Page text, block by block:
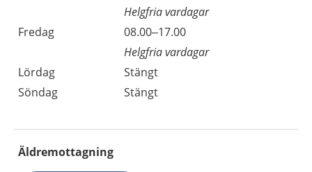
Helgfria vardagar
Fredag
08.00–17.00
Helgfria vardagar
Lördag
Stängt
Söndag
Stängt
Äldremottagning